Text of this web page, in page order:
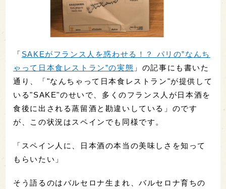
「 SAKEがフランス人を惑わせる！？ パリの”なんち
ゃって日本食レストラン”の実態 」の記事にも書いた
通り、「"なんちゃって日本食レストラン"が提供して
いる"SAKE"のせいで、多くのフランス人が日本酒を
食後に出される蒸留酒と勘違いしている」のです
が、この状況はスペインでも同様です。
「スペイン人に、日本酒の本当の美味しさを知って
もらいたい」
そう語るのはバルセロナ生まれ、バルセロナ育ちの